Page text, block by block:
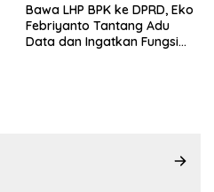
Bawa LHP BPK ke DPRD, Eko
Febriyanto Tantang Adu
Data dan Ingatkan Fungsi